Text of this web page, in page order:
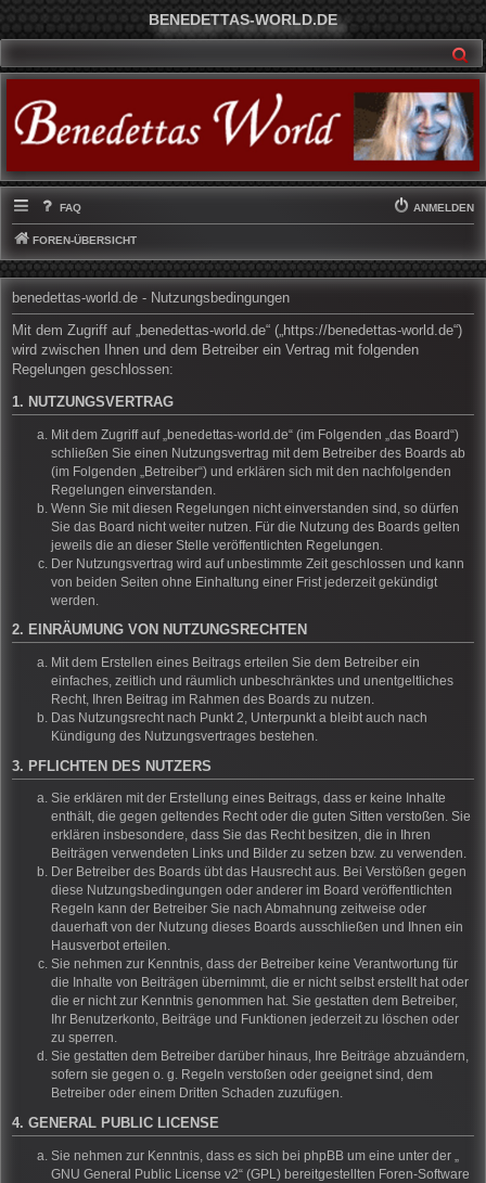
BENEDETTAS-WORLD.DE
FAQ ANMELDEN
FOREN-ÜBERSICHT
benedettas-world.de - Nutzungsbedingungen
Mit dem Zugriff auf „benedettas-world.de“ („https://benedettas-world.de“)
wird zwischen Ihnen und dem Betreiber ein Vertrag mit folgenden
Regelungen geschlossen:
1. NUTZUNGSVERTRAG
Mit dem Zugriff auf „benedettas-world.de“ (im Folgenden „das Board“)
schließen Sie einen Nutzungsvertrag mit dem Betreiber des Boards ab
(im Folgenden „Betreiber“) und erklären sich mit den nachfolgenden
Regelungen einverstanden.
Wenn Sie mit diesen Regelungen nicht einverstanden sind, so dürfen
Sie das Board nicht weiter nutzen. Für die Nutzung des Boards gelten
jeweils die an dieser Stelle veröffentlichten Regelungen.
Der Nutzungsvertrag wird auf unbestimmte Zeit geschlossen und kann
von beiden Seiten ohne Einhaltung einer Frist jederzeit gekündigt
werden.
2. EINRÄUMUNG VON NUTZUNGSRECHTEN
Mit dem Erstellen eines Beitrags erteilen Sie dem Betreiber ein
einfaches, zeitlich und räumlich unbeschränktes und unentgeltliches
Recht, Ihren Beitrag im Rahmen des Boards zu nutzen.
Das Nutzungsrecht nach Punkt 2, Unterpunkt a bleibt auch nach
Kündigung des Nutzungsvertrages bestehen.
3. PFLICHTEN DES NUTZERS
Sie erklären mit der Erstellung eines Beitrags, dass er keine Inhalte
enthält, die gegen geltendes Recht oder die guten Sitten verstoßen. Sie
erklären insbesondere, dass Sie das Recht besitzen, die in Ihren
Beiträgen verwendeten Links und Bilder zu setzen bzw. zu verwenden.
Der Betreiber des Boards übt das Hausrecht aus. Bei Verstößen gegen
diese Nutzungsbedingungen oder anderer im Board veröffentlichten
Regeln kann der Betreiber Sie nach Abmahnung zeitweise oder
dauerhaft von der Nutzung dieses Boards ausschließen und Ihnen ein
Hausverbot erteilen.
Sie nehmen zur Kenntnis, dass der Betreiber keine Verantwortung für
die Inhalte von Beiträgen übernimmt, die er nicht selbst erstellt hat oder
die er nicht zur Kenntnis genommen hat. Sie gestatten dem Betreiber,
Ihr Benutzerkonto, Beiträge und Funktionen jederzeit zu löschen oder
zu sperren.
Sie gestatten dem Betreiber darüber hinaus, Ihre Beiträge abzuändern,
sofern sie gegen o. g. Regeln verstoßen oder geeignet sind, dem
Betreiber oder einem Dritten Schaden zuzufügen.
4. GENERAL PUBLIC LICENSE
Sie nehmen zur Kenntnis, dass es sich bei phpBB um eine unter der „
GNU General Public License v2“ (GPL) bereitgestellten Foren-Software